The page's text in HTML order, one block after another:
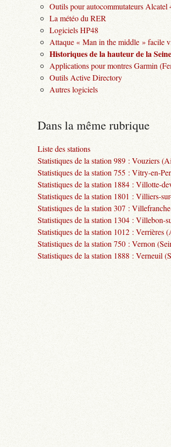
Outils pour autocommutateurs Alcatel
La météo du RER
Logiciels HP48
Attaque « Man in the middle » facile
Historiques de la hauteur de la
Applications pour montres Garmin
Outils Active Directory
Autres logiciels
Dans la même rubrique
Liste des stations
Statistiques de la station 989 : Vouziers
Statistiques de la station 755 : Vitry-en-
Statistiques de la station 1884 : Villotte-
Statistiques de la station 1801 : Villiers-
Statistiques de la station 307 :
Statistiques de la station 1304 : Villebon-
Statistiques de la station 1012 : Verrières
Statistiques de la station 750 : Vernon
Statistiques de la station 1888 : Verneuil